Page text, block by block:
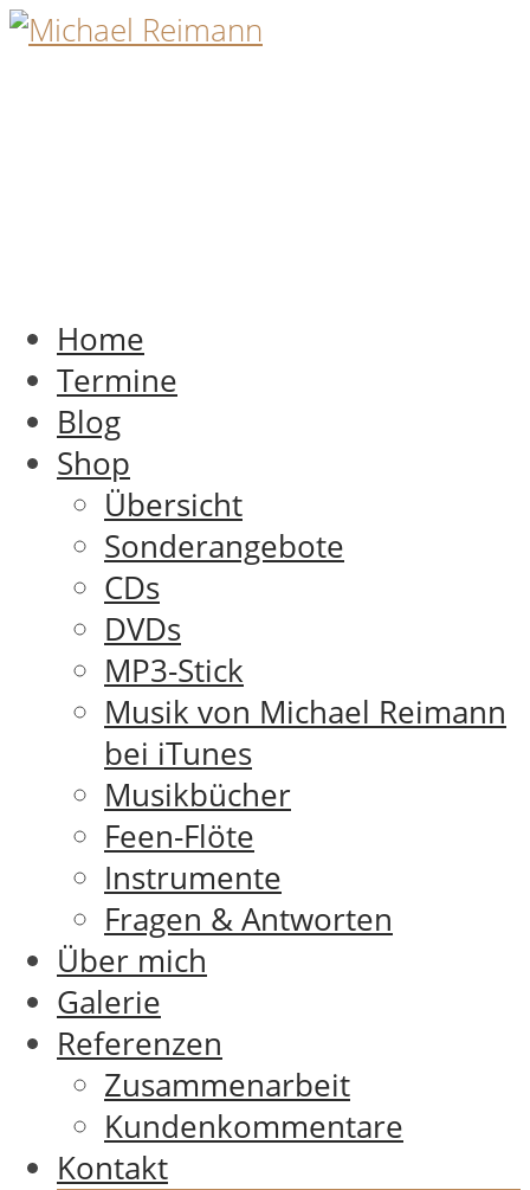
Home
Termine
Blog
Shop
Übersicht
Sonderangebote
CDs
DVDs
MP3-Stick
Musik von Michael Reimann
bei iTunes
Musikbücher
Feen-Flöte
Instrumente
Fragen & Antworten
Über mich
Galerie
Referenzen
Zusammenarbeit
Kundenkommentare
Kontakt